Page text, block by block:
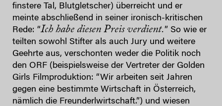
finstere Tal, Blutgletscher) überreicht und er
meinte abschließend in seiner ironisch-kritischen
Rede: “Ich habe diesen Preis verdient.” So wie er
teilten sowohl Stifter als auch Jury und weitere
Geehrte aus, verschonten weder die Politik noch
den ORF (beispielsweise der Vertreter der Golden
Girls Filmproduktion: “Wir arbeiten seit Jahren
gegen eine bestimmte Wirtschaft in Österreich,
nämlich die Freunderlwirtschaft.”) und wiesen